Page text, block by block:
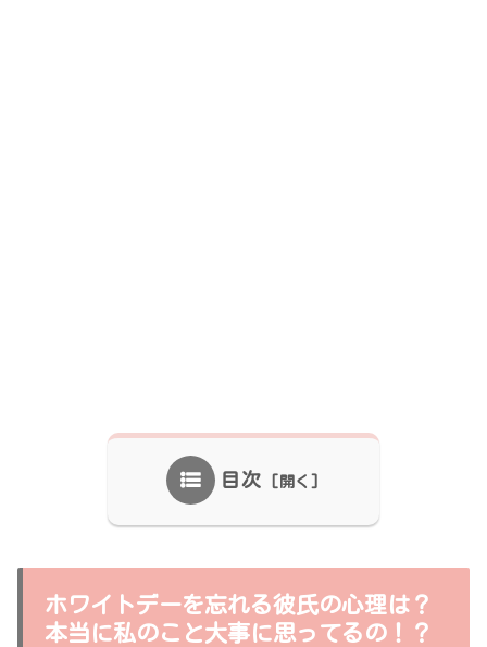
目次
ホワイトデーを忘れる彼氏の心理は？
本当に私のこと大事に思ってるの！？